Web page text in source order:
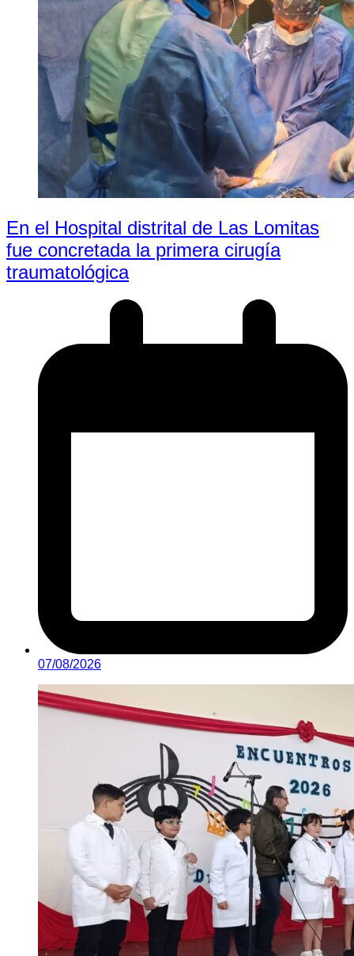
En el Hospital distrital de Las Lomitas
fue concretada la primera cirugía
traumatológica
07/08/2026